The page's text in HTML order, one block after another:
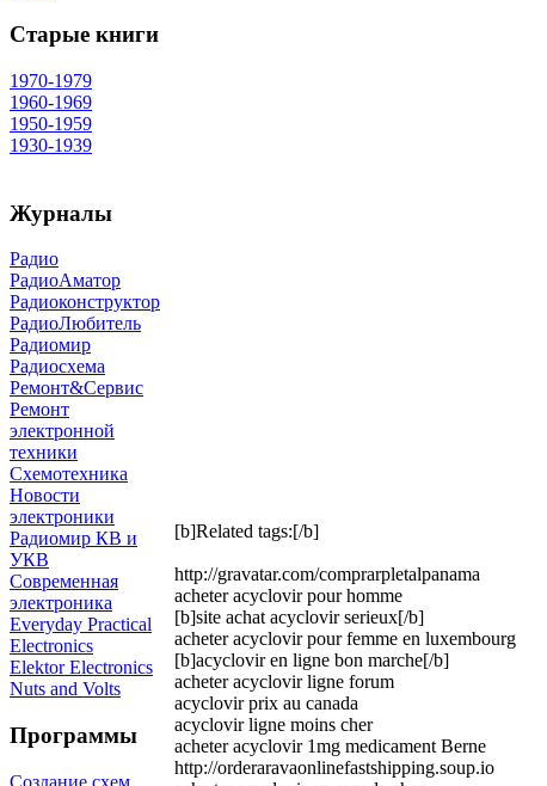
Старые книги
1970-1979
1960-1969
1950-1959
1930-1939
Журналы
Радио
РадиоАматор
Радиоконструктор
РадиоЛюбитель
Радиомир
Радиосхема
Ремонт&Сервис
Ремонт
электронной
техники
Схемотехника
Новости
электроники
Радиомир КВ и
УКВ
Современная
электроника
Everyday Practical
Electronics
Elektor Electronics
Nuts and Volts
Программы
Создание схем
[b]Related tags:[/b]
http://gravatar.com/comprarpletalpanama
acheter acyclovir pour homme
[b]site achat acyclovir serieux[/b]
acheter acyclovir pour femme en luxembourg
[b]acyclovir en ligne bon marche[/b]
acheter acyclovir ligne forum
acyclovir prix au canada
acyclovir ligne moins cher
acheter acyclovir 1mg medicament Berne
http://orderaravaonlinefastshipping.soup.io